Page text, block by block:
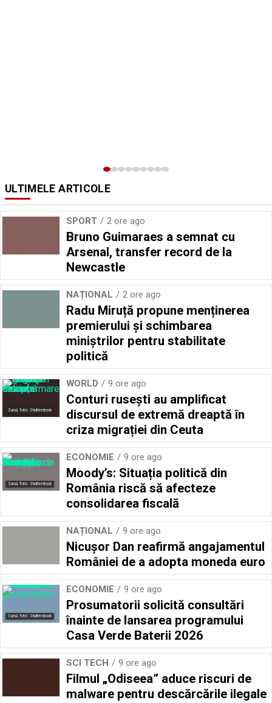
ULTIMELE ARTICOLE
SPORT 2 ore ago
Bruno Guimaraes a semnat cu
Arsenal, transfer record de la
Newcastle
NAȚIONAL 2 ore ago
Radu Miruță propune menținerea
premierului și schimbarea
miniștrilor pentru stabilitate
politică
Sursă foto: Shutterstock
WORLD 9 ore ago
Conturi rusești au amplificat
discursul de extremă dreaptă în
criza migrației din Ceuta
Sursă foto: Shutterstock
ECONOMIE 9 ore ago
Moody’s: Situația politică din
România riscă să afecteze
consolidarea fiscală
NAȚIONAL 9 ore ago
Nicușor Dan reafirmă angajamentul
României de a adopta moneda euro
Sursă foto: Shutterstock
ECONOMIE 9 ore ago
Prosumatorii solicită consultări
înainte de lansarea programului
Casa Verde Baterii 2026
SCI TECH 9 ore ago
Filmul „Odiseea” aduce riscuri de
malware pentru descărcările ilegale